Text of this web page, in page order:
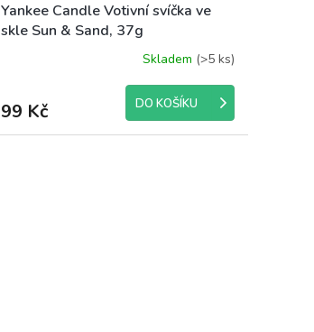
Yankee Candle Votivní svíčka ve
skle Sun & Sand, 37g
Skladem (>5 ks)
99 Kč DO KOŠÍKU